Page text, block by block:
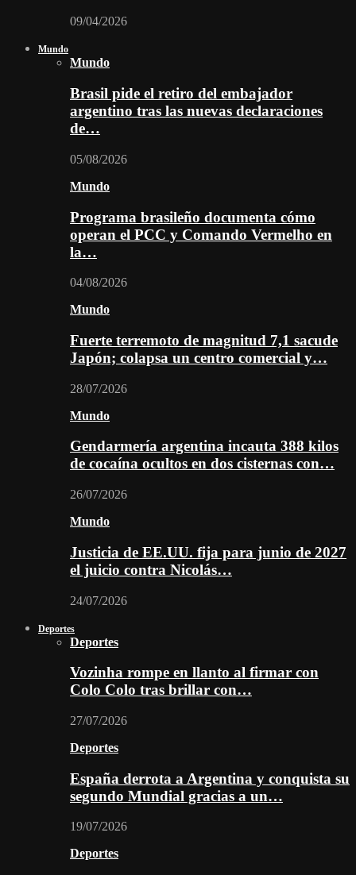
09/04/2026
Mundo
Mundo
Brasil pide el retiro del embajador
argentino tras las nuevas declaraciones
de…
05/08/2026
Mundo
Programa brasileño documenta cómo
operan el PCC y Comando Vermelho en
la…
04/08/2026
Mundo
Fuerte terremoto de magnitud 7,1 sacude
Japón; colapsa un centro comercial y…
28/07/2026
Mundo
Gendarmería argentina incauta 388 kilos
de cocaína ocultos en dos cisternas con…
26/07/2026
Mundo
Justicia de EE.UU. fija para junio de 2027
el juicio contra Nicolás…
24/07/2026
Deportes
Deportes
Vozinha rompe en llanto al firmar con
Colo Colo tras brillar con…
27/07/2026
Deportes
España derrota a Argentina y conquista su
segundo Mundial gracias a un…
19/07/2026
Deportes